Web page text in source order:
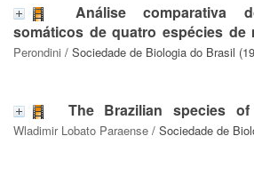
Análise comparativa
somáticos de quatro espécies de
Perondini / Sociedade de Biologia do Brasil
The Brazilian species of
Wladimir Lobato Paraense / Sociedade de